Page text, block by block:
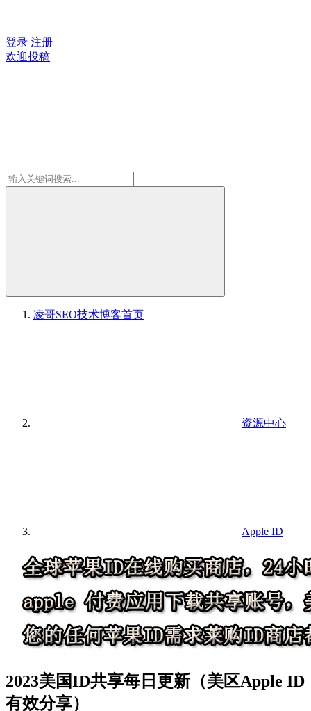
登录 注册
欢迎投稿
凌哥SEO技术博客首页
资源中心
Apple ID
2023美国ID共享每日更新（美区Apple ID
有效分享）